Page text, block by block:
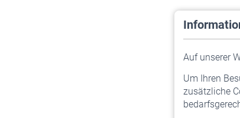
Auf unserer
Um Ihren
zusätzliche